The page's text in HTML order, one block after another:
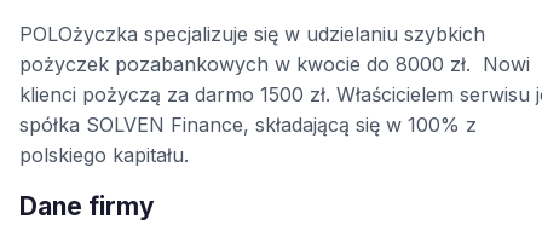
POLOżyczka specjalizuje się w udzielaniu szybkich
pożyczek pozabankowych w kwocie do 8000 zł. Nowi
klienci pożyczą za darmo 1500 zł. Właścicielem serwisu
spółka SOLVEN Finance, składającą się w 100% z
polskiego kapitału.
Dane firmy